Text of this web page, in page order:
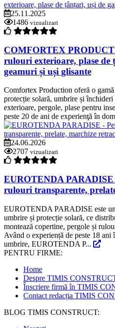
25.11.2025
1486 vizualizari
COMFORTEX
rulouri exterioare, plase de
geamuri și uși glisante
Comfortex Production oferă o
protecție solară, umbrire și
exterioare, pergole, plase pentru
peste 20 de ani de experienţă în
24.06.2026
2707 vizualizari
EUROTENDA PARADISE
rulouri transparente,
EUROTENDA PARADISE este un
umbrire și protecție solară, ce
montează copertine, pergole și
Având o experiență de peste 18 ani
umbrire, EUROTENDA P...
PENTRU FIRME:
Home
Despre TIMIS
Înscriere firmă în TIMIS
Contact redacția TIMIS
BLOG TIMIS CONSTRUCT: